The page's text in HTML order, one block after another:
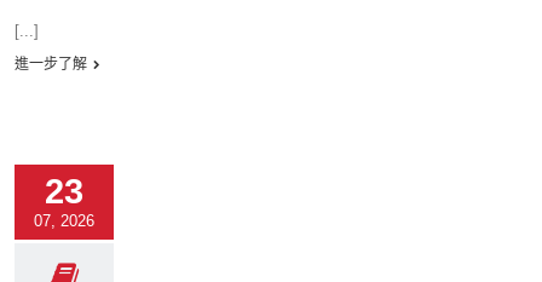
[...]
進一步了解
23
07, 2026